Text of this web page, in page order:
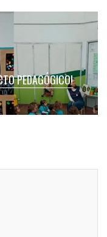
PEDAGÓGICO!